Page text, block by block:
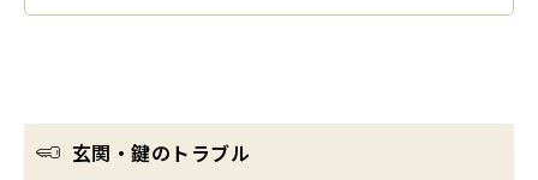
玄関・鍵のトラブル